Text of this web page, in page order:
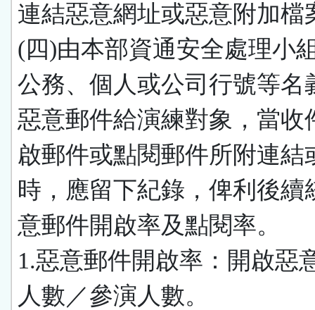
連結惡意網址或惡意附加檔
(四)由本部資通安全處理小
公務、個人或公司行號等名
惡意郵件給演練對象，當收
啟郵件或點閱郵件所附連結
時，應留下紀錄，俾利後續
意郵件開啟率及點閱率。
1.惡意郵件開啟率：開啟惡
人數／參演人數。